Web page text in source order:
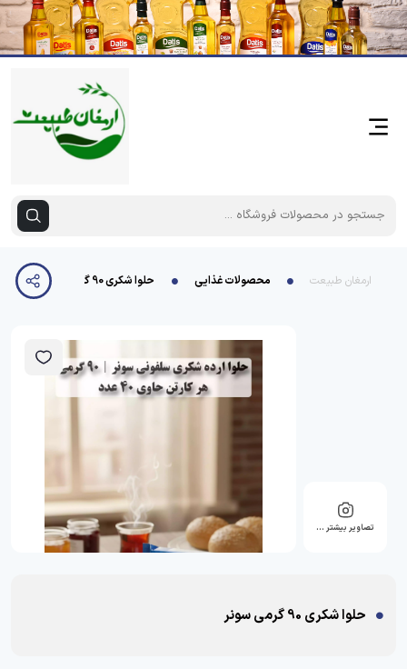
ارمغان طبیعت محصولات غذایی حلوا شکری 90 گرمی سونر
تصاویر بیشتر …
حلوا شکری 90 گرمی سونر